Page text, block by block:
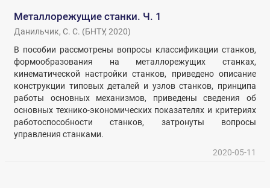
Металлорежущие станки. Ч. 1
Данильчик, С. С. (БНТУ,2020)
В пособии рассмотрены вопросы классификации станков,
формообразования на металлорежущих станках,
кинематической настройки станков, приведено описание
конструкции типовых деталей и узлов станков, принципа
работы основных механизмов, приведены сведения об
основных технико-экономических показателях и критериях
работоспособности станков, затронуты вопросы
управления станками.
2020-05-11